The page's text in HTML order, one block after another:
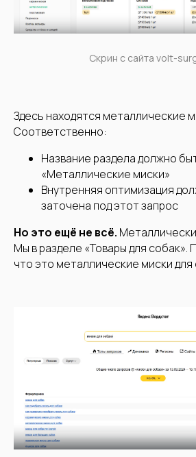
Скрин с сайта volt-
Здесь находятся металлические
Соответственно:
Название раздела должно
«Металлические миски»
Внутренняя оптимизация
заточена под этот запрос
Но это ещё не всё.
Мы в разделе «Товары для собак».
что это металлические миски для